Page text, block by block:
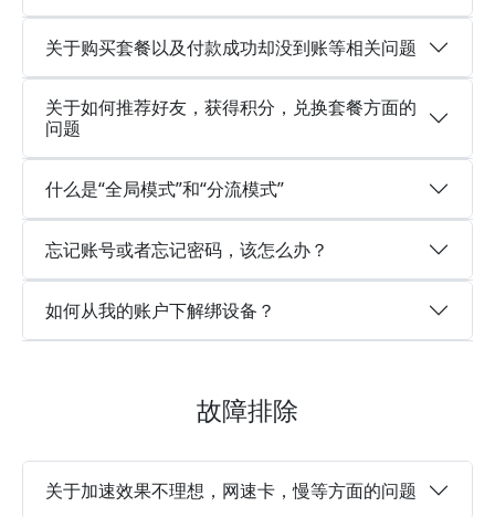
关于购买套餐以及付款成功却没到账等相关问题
关于如何推荐好友，获得积分，兑换套餐方面的
问题
什么是“全局模式”和“分流模式”
忘记账号或者忘记密码，该怎么办？
如何从我的账户下解绑设备？
故障排除
关于加速效果不理想，网速卡，慢等方面的问题